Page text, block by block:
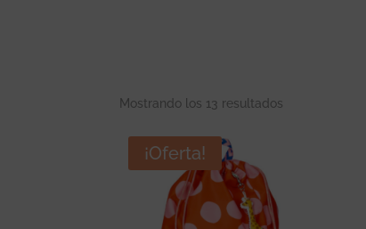
Mostrando los 13 resultados
¡Oferta!